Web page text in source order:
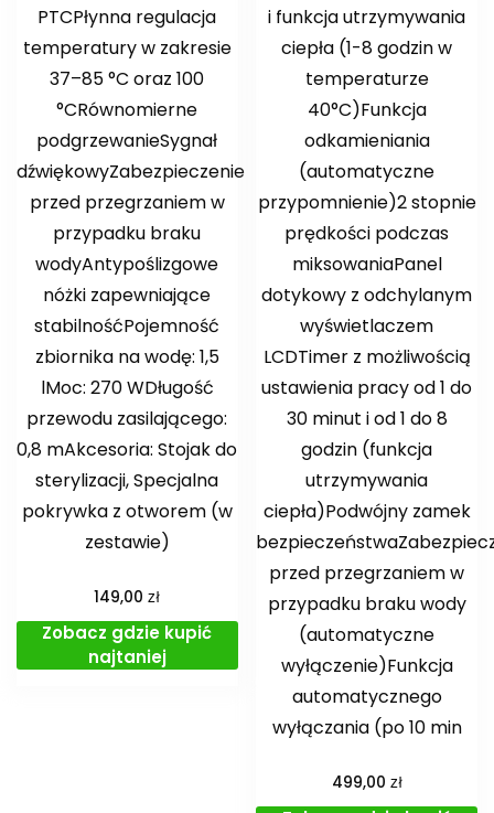
PTCPłynna regulacja
temperatury w zakresie
37–85 °C oraz 100
°CRównomierne
podgrzewanieSygnał
dźwiękowyZabezpieczenie
przed przegrzaniem w
przypadku braku
wodyAntypoślizgowe
nóżki zapewniające
stabilnośćPojemność
zbiornika na wodę: 1,5
lMoc: 270 WDługość
przewodu zasilającego:
0,8 mAkcesoria: Stojak do
sterylizacji, Specjalna
pokrywka z otworem (w
zestawie)
149,00zł
Zobacz gdzie kupić
najtaniej
i funkcja utrzymywania
ciepła (1-8 godzin w
temperaturze
40°C)Funkcja
odkamieniania
(automatyczne
przypomnienie)2 stopnie
prędkości podczas
miksowaniaPanel
dotykowy z odchylanym
wyświetlaczem
LCDTimer z możliwością
ustawienia pracy od 1 do
30 minut i od 1 do 8
godzin (funkcja
utrzymywania
ciepła)Podwójny zamek
przed przegrzaniem w
przypadku braku wody
(automatyczne
wyłączenie)Funkcja
automatycznego
wyłączania (po 10 min
499,00 zł